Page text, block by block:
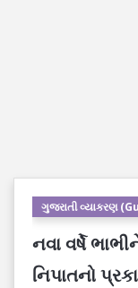
ગુજરાતી વ્યાકરણ
નવા વર્ષે
નિપાતનો